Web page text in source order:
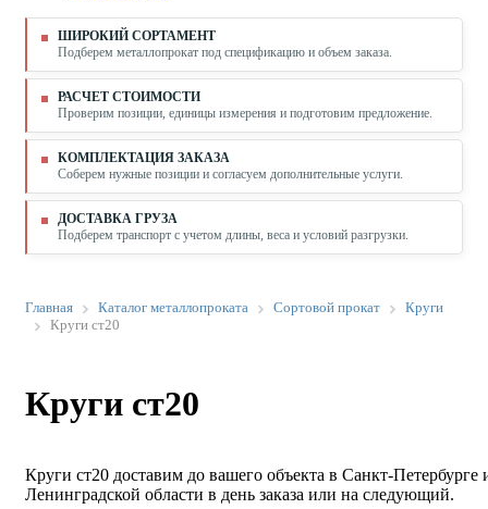
ШИРОКИЙ СОРТАМЕНТ
Подберем металлопрокат под спецификацию и объем заказа.
РАСЧЕТ СТОИМОСТИ
Проверим позиции, единицы измерения и подготовим предложение.
КОМПЛЕКТАЦИЯ ЗАКАЗА
Соберем нужные позиции и согласуем дополнительные услуги.
ДОСТАВКА ГРУЗА
Подберем транспорт с учетом длины, веса и условий разгрузки.
Главная Каталог металлопроката Сортовой прокат
Круги
Круги ст20
Круги ст20
Круги ст20 доставим до вашего объекта в Санкт-Петербурге
Ленинградской области в день заказа или на следующий.